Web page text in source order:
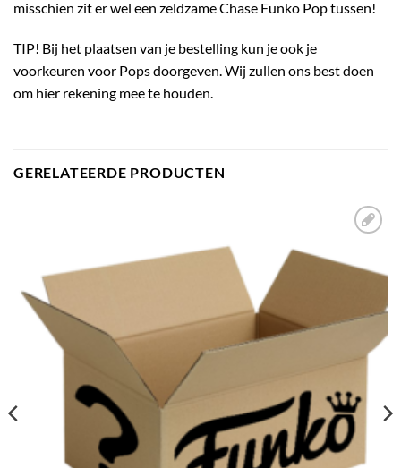
misschien zit er wel een zeldzame Chase Funko Pop tussen!
TIP! Bij het plaatsen van je bestelling kun je ook je
voorkeuren voor Pops doorgeven. Wij zullen ons best doen
om hier rekening mee te houden.
GERELATEERDE PRODUCTEN
verlanglijst